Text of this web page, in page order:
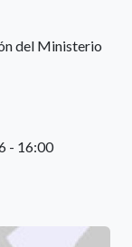
del Ministerio
- 16:00